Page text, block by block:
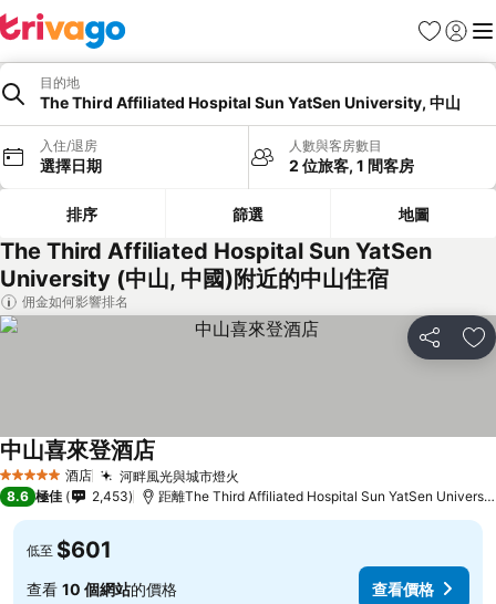
收藏夾
登入 選
目的地
The Third Affiliated Hospital Sun YatSen University, 中山
入住/退房
選擇日期
人數與客房數目
2 位旅客, 1 間客房
排序 篩選 地圖
The Third Affiliated Hospital Sun YatSen
University (中山, 中國)附近的中山住宿
佣金如何影響排名
分享 放
5 星級 酒店 河畔風光與城市燈火查看價格
中山喜來登酒店
8.6 極佳 2,453 距離The Third Affiliated Hospital Sun YatSen
低至 $601
查看 10 個網站的價格 查看價格